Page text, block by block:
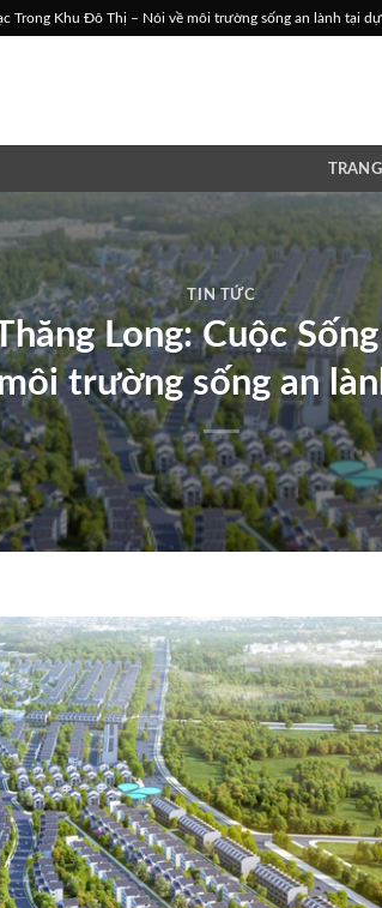
Trong Khu Đô Thị – Nói về môi trường sống an lành tại
TIN TỨC
Long: Cuộc
trường sống an